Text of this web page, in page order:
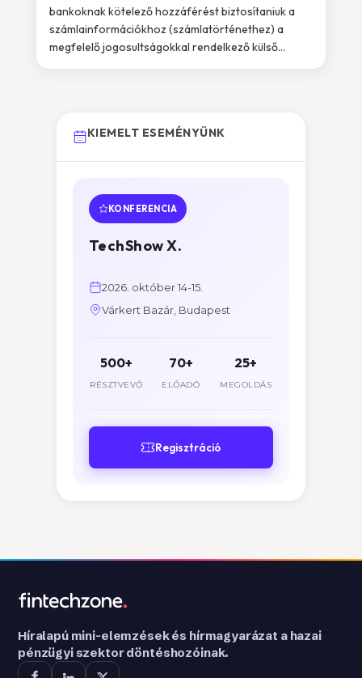
bankoknak kötelező hozzáférést biztosítaniuk a
számlainformációkhoz (számlatörténethez) a
megfelelő jogosultságokkal rendelkező külső...
KIEMELT ESEMÉNYÜNK
KONFERENCIA
TechShow X.
2026. október 14-15.
Várkert Bazár, Budapest
500+
RÉSZTVEVŐ
70+
ELŐADÓ
25+
MEGOLDÁS
Regisztráció
Híralapú mini-elemzések és hírmagyarázat a hazai
pénzügyi szektor döntéshozóinak.